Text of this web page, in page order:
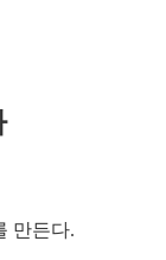
만든다.